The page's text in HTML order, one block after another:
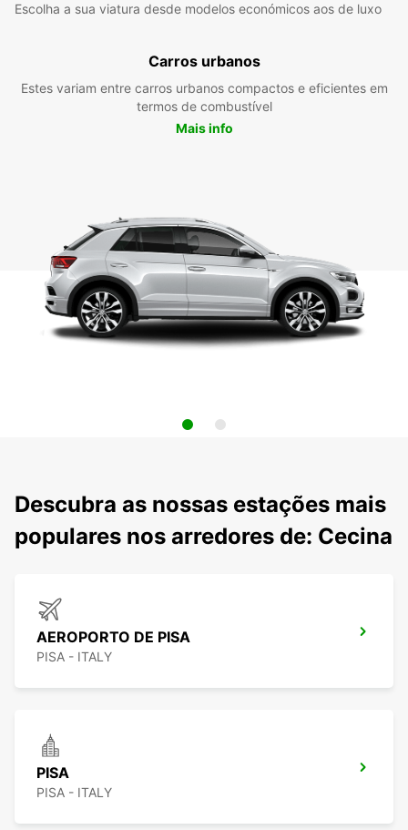
Escolha a sua viatura desde modelos económicos aos de luxo
Carros urbanos
Estes variam entre carros urbanos compactos e eficientes em
termos de combustível
Mais info
Descubra as nossas estações mais
populares nos arredores de: Cecina
AEROPORTO DE PISA
PISA - ITALY
PISA
PISA - ITALY